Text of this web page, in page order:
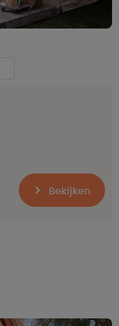
Bekijken